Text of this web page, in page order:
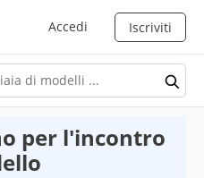
Accedi Iscriviti
per l'incontro